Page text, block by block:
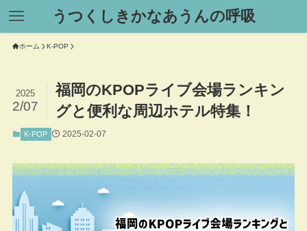
うつくしきかなあうんの呼吸
ホーム K-POP
福岡のKPOPライブ会場ランキン
グと便利な周辺ホテル特集！
2025
2/07
K-POP 2025-02-07